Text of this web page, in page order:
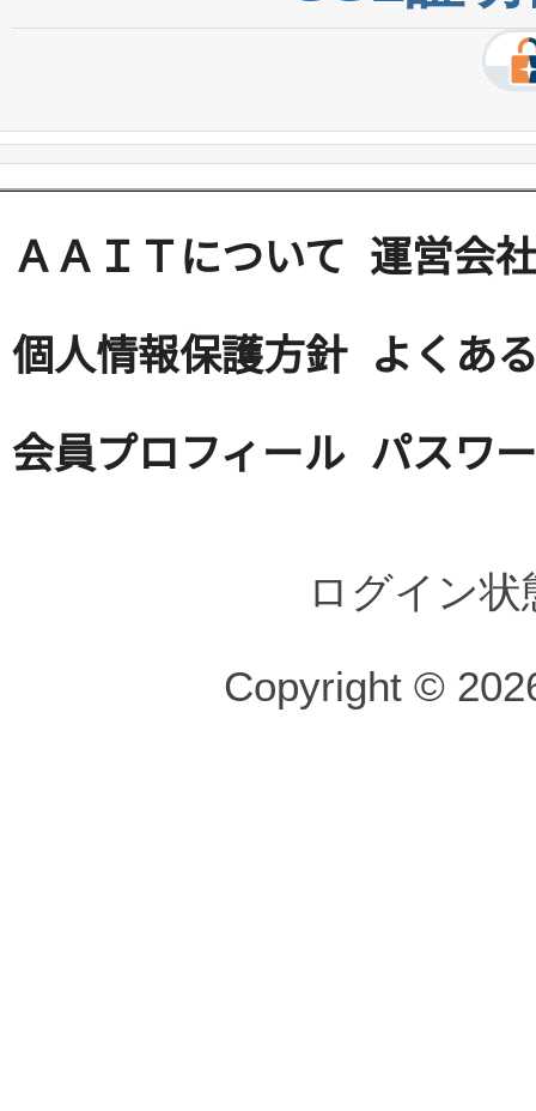
ＡＡＩＴについて 運営会社
個人情報保護方針 よくあ
会員プロフィール パスワ
ログイン
Copyright ©